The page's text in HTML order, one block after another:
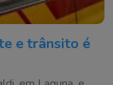
e trânsito é